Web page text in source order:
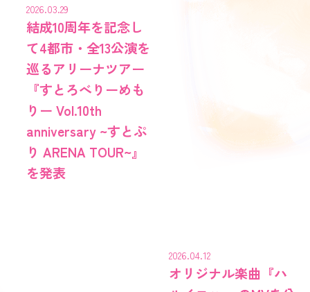
2026.03.29
結成10周年を記念し
て4都市・全13公演を
巡るアリーナツアー
『すとろべりーめも
りー Vol.10th
anniversary ~すとぷ
り ARENA TOUR~』
を発表
2026.04.12
オリジナル楽曲『ハ